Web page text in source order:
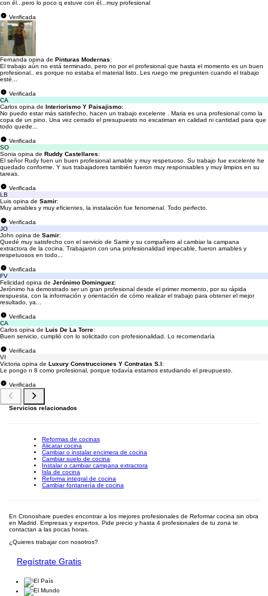
con él...pero lo poco q estuve con él...muy profesional
Verificada
Fernanda opina de Pinturas Modernas:
El trabajo aún no está terminado, pero no por el profesional que hasta el momento es un buen
profesional.. es porque no estaba el material listo. Les ruego me pregunten cuando el trabajo
esté...
Verificada
CA
Carlos opina de Interiorismo Y Paisajismo:
No puedo estar más satisfecho, hacen un trabajo excelente . Maria es una profesional como la
copa de un pino. Una vez cerrado el presupuesto no escatiman en calidad ni cantidad para que
todo quede...
Verificada
SO
Sonia opina de Ruddy Castellares:
El señor Rudy fuen un buen profesional amable y muy respetuoso. Su trabajo fue excelente he
quedado conforme. Y sus trabajadores también fueron muy responsables y muy limpios en su
tareas.
Verificada
LB
Luis opina de Samir:
Muy amables y muy eficientes, la instalación fue fenomenal. Todo perfecto.
Verificada
JO
John opina de Samir:
Quedé muy satisfecho con el servicio de Samir y su compañero al cambiar la campana
extractora de la cocina. Trabajaron con una profesionalidad impecable, fueron amables y
respetuosos en todo...
Verificada
FV
Felicidad opina de Jerónimo Dominguez:
Jerónimo ha demostrado ser un gran profesional desde el primer momento, por su rápida
respuesta, con la información y orientación de cómo realizar el trabajo para obtener el mejor
resultado, ya...
Verificada
CA
Carlos opina de Luis De La Torre:
Buen servicio, cumplió con lo solicitado con profesionalidad. Lo recomendaría
Verificada
VI
Victoria opina de Luxury Construcciones Y Contratas S.l:
Le pongo n 8 como profesional, porque todavía estamos estudiando el preupuesto.
Verificada
Servicios relacionados
Reformas de cocinas
Alicatar cocina
Cambiar o instalar encimera de cocina
Cambiar suelo de cocina
Instalar o cambiar campana extractora
Isla de cocina
Reforma integral de cocina
Cambiar fontanería de cocina
En Cronoshare puedes encontrar a los mejores profesionales de Reformar cocina sin obra
en Madrid. Empresas y expertos. Pide precio y hasta 4 profesionales de tu zona te
contactan a las pocas horas.
¿Quieres trabajar con nosotros?
Regístrate Gratis